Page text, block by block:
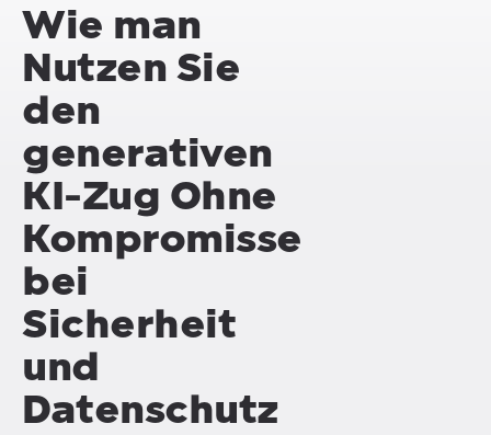
Wie man
Nutzen Sie
den
generativen
KI-Zug Ohne
Kompromisse
bei
Sicherheit
und
Datenschutz